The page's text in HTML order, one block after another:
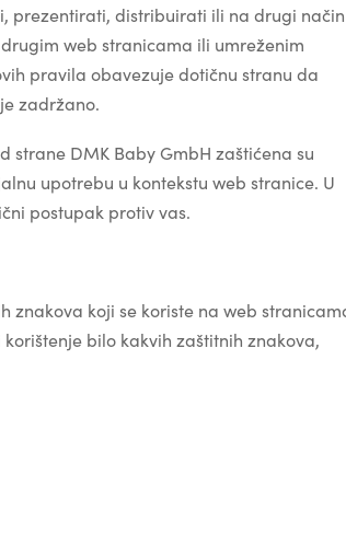
prezentirati, distribuirati ili na drugi način
web stranicama ili umreženim
pravila obavezuje dotičnu stranu da
zadržano.
strane DMK Baby GmbH zaštićena su
upotrebu u kontekstu web stranice. U
postupak protiv vas.
znakova koji se koriste na web
bilo kakvih zaštitnih znakova,